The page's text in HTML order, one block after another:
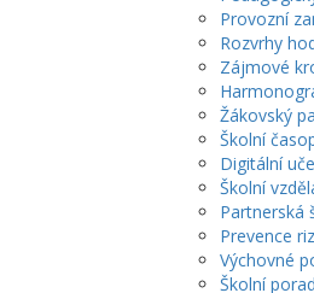
Provozní
Rozvrhy
Zájmové
Žákovský
Školní
Digitální
Školní
Partnerská
Prevence
Výchovné
Školní